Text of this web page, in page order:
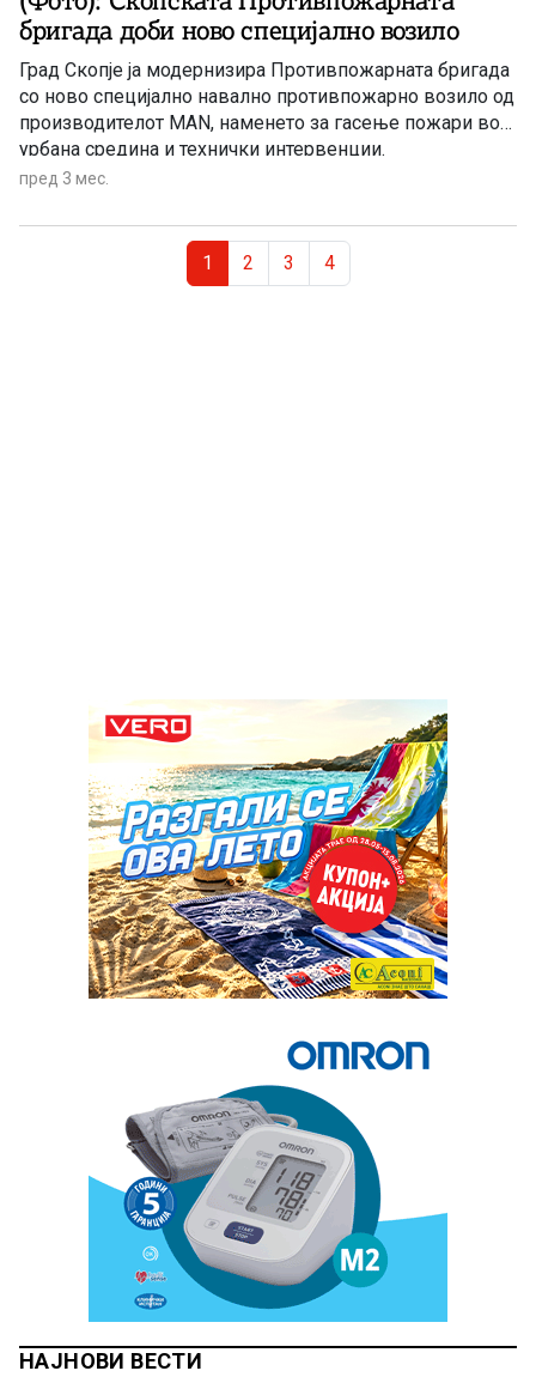
бригада доби ново специјално возило
Град Скопје ја модернизира Противпожарната бригада
со ново специјално навално противпожарно возило од
производителот MAN, наменето за гасење пожари во
урбана средина и технички интервенции.
пред 3 мес.
Current Page
1 Page
2 Page
3 Page
4
НАЈНОВИ ВЕСТИ